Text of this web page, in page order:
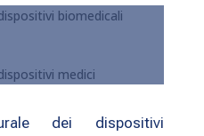
dei dispositivi